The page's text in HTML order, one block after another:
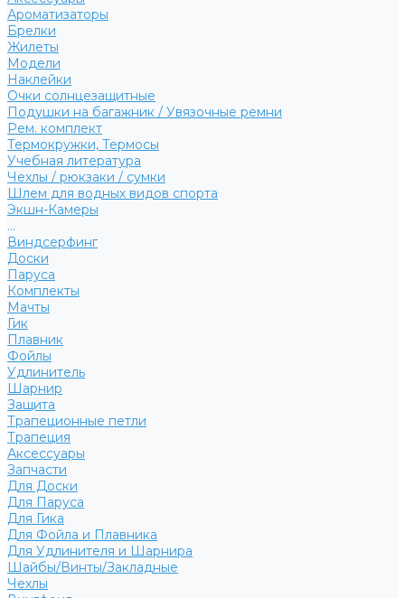
Ароматизаторы
Брелки
Жилеты
Модели
Наклейки
Очки солнцезащитные
Подушки на багажник / Увязочные ремни
Рем. комплект
Термокружки, Термосы
Учебная литература
Чехлы / рюкзаки / сумки
Шлем для водных видов спорта
Экшн-Камеры
...
Виндсерфинг
Доски
Паруса
Комплекты
Мачты
Гик
Плавник
Фойлы
Удлинитель
Шарнир
Защита
Трапеционные петли
Трапеция
Аксессуары
Запчасти
Для Доски
Для Паруса
Для Гика
Для Фойла и Плавника
Для Удлинителя и Шарнира
Шайбы/Винты/Закладные
Чехлы